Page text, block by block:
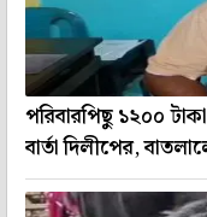
পরিবারপিছু ১২০০
বার্তা দিলীপের,